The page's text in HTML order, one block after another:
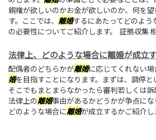
親権が欲しいのかお金が欲しいのか、何を
す。ここでは、 離婚するにあたってどのよ
の必要性についてご紹介します。 証拠収集
法律上、どのような場合に離婚が成立
配偶者のどちらかが離婚に応じてくれない
婚を目指すことになります。まずは、調停と
そこでもまとまらなかったら審判若しくは訴
法律上の離婚事由があるかどうかが争点にな
どのような場合に離婚が成立するかご紹介し